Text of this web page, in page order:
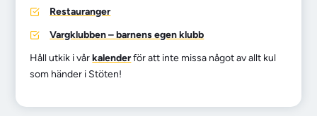
Restauranger
Vargklubben – barnens egen klubb
Håll utkik i vårkalenderför att inte missa något av allt kul
som händer i Stöten!